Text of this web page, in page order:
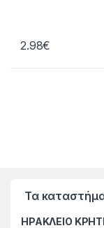
2.98€
Τα
ΗΡΑΚΛΕΙΟ